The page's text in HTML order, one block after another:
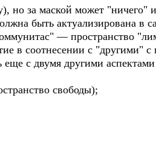
но за маской может "ничего"
быть актуализирована в
— пространство
в соотнесении с "другими" с
еще с двумя другими
свободы);